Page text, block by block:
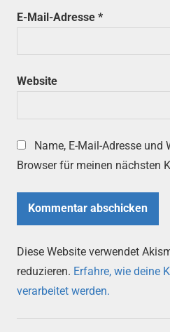
E-Mail-Adresse *
Website
Name, E-Mail-Adresse und
Browser für meinen nächsten
Diese Website verwendet
reduzieren. Erfahre, wie deine
verarbeitet werden.